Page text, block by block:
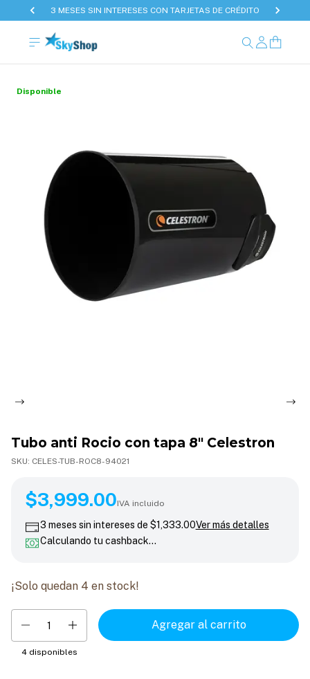
3 MESES SIN INTERESES CON TARJETAS DE CRÉDITO
Disponible
Tubo anti Rocio con tapa 8" Celestron
SKU: CELES-TUB-ROC8-94021
$3,999.00
$3,999.00IVA incluido
3 meses sin intereses de $1,333.00Ver más detalles
Calculando tu cashback…
¡Solo quedan 4 en stock!
4 disponibles